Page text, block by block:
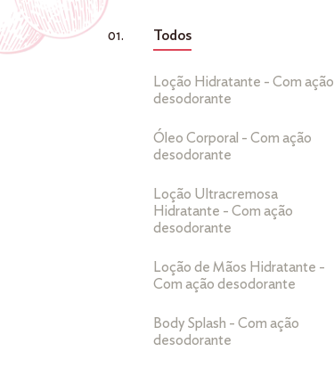
Todos
Loção Hidratante - Com ação
desodorante
Óleo Corporal - Com ação
desodorante
Loção Ultracremosa
Hidratante - Com ação
desodorante
Loção de Mãos Hidratante -
Com ação desodorante
Body Splash - Com ação
desodorante